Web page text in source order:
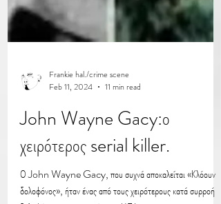
Frankie hal./crime scene
Feb 11, 2024
11 min read
John Wayne Gacy:ο
χειρότερος serial killer.